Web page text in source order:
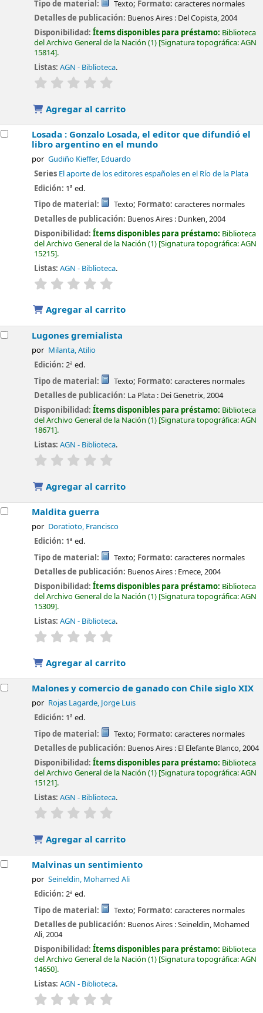
Tipo de material: Texto; Formato: caracteres normales
Detalles de publicación: Buenos Aires : Del Copista,2004
Disponibilidad:Ítems disponibles para préstamo: Biblioteca
del Archivo General de la Nación (1) Signatura topográfica:AGN
15814 .
Listas: AGN - Biblioteca.
valoración
Agregar al carrito
Losada : Gonzalo Losada, el editor que difundió el
libro argentino en el mundo
por Gudiño Kieffer, Eduardo
Series El aporte de los editores españoles en el Río de la Plata
Edición: 1ª ed.
Tipo de material:
Texto; Formato: caracteres normales
Detalles de publicación: Buenos Aires : Dunken,2004
Disponibilidad:Ítems disponibles para préstamo: Biblioteca
del Archivo General de la Nación (1) Signatura topográfica:AGN
15215 .
Listas: AGN - Biblioteca.
valoración
Agregar al carrito
Lugones gremialista
por Milanta, Atilio
Edición:2ª ed.
Tipo de material:
Texto; Formato: caracteres normales
Detalles de publicación: La Plata : Dei Genetrix,2004
Disponibilidad:Ítems disponibles para préstamo: Biblioteca
del Archivo General de la Nación (1) Signatura topográfica:AGN
18671 .
Listas: AGN - Biblioteca.
valoración
Agregar al carrito
Maldita guerra
por Doratioto, Francisco
Edición: 1ª ed.
Tipo de material:
Texto; Formato: caracteres normales
Detalles de publicación: Buenos Aires : Emece,2004
Disponibilidad:Ítems disponibles para préstamo: Biblioteca
del Archivo General de la Nación (1) Signatura topográfica:AGN
15309 .
Listas: AGN - Biblioteca.
valoración
Agregar al carrito
Malones y comercio de ganado con Chile siglo XIX
por Rojas Lagarde, Jorge Luis
Edición: 1ª ed.
Tipo de material:
Texto; Formato: caracteres normales
Detalles de publicación: Buenos Aires : El Elefante Blanco,2004
Disponibilidad:Ítems disponibles para préstamo: Biblioteca
del Archivo General de la Nación (1) Signatura topográfica:AGN
15121 .
Listas: AGN - Biblioteca.
valoración
Agregar al carrito
Malvinas un sentimiento
por Seineldin, Mohamed Ali
Edición:2ª ed.
Tipo de material:
Texto; Formato: caracteres normales
Detalles de publicación: Buenos Aires :Seineldin, Mohamed
Ali,2004
Disponibilidad:Ítems disponibles para préstamo: Biblioteca
del Archivo General de la Nación (1) Signatura topográfica:AGN
14650 .
Listas: AGN - Biblioteca.
valoración